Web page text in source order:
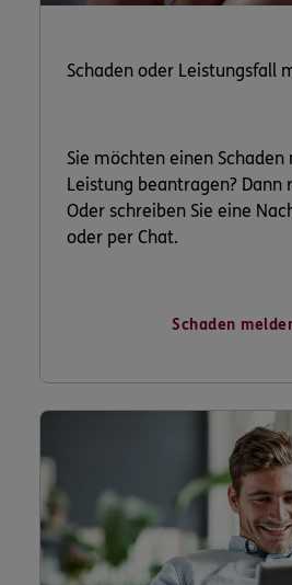
Schaden oder Leistungsfall
Sie möchten einen Schaden
Leistung beantragen? Dann
Oder schreiben Sie eine
oder per Chat.
Schaden